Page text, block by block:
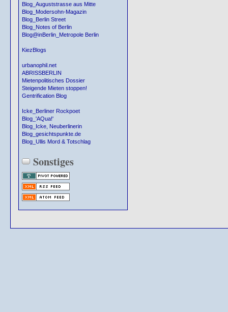
Blog_Auguststrasse aus Mitte
Blog_Modersohn-Magazin
Blog_Berlin Street
Blog_Notes of Berlin
Blog@inBerlin_Metropole Berlin
KiezBlogs
urbanophil.net
ABRISSBERLIN
Mietenpolitisches Dossier
Steigende Mieten stoppen!
Gentrification Blog
Icke_Berliner Rockpoet
Blog_'AQua!'
Blog_Icke, Neuberlinerin
Blog_gesichtspunkte.de
Blog_Ullis Mord & Totschlag
Sonstiges